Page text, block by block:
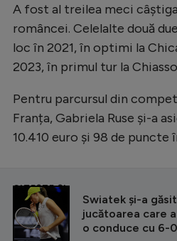
Auto
Ciclism
Alte sporturi
JO 2024
JO 2026
A fost al treilea meci
româncei. Celelalte două
loc în 2021, în optimi la
2023, în primul tur la
Pentru parcursul din
Franța, Gabriela Ruse şi-a
10.410 euro şi 98 de puncte
CITEȘTE ȘI
Swiatek și-a
jucătoarea care
o conduce cu 6-